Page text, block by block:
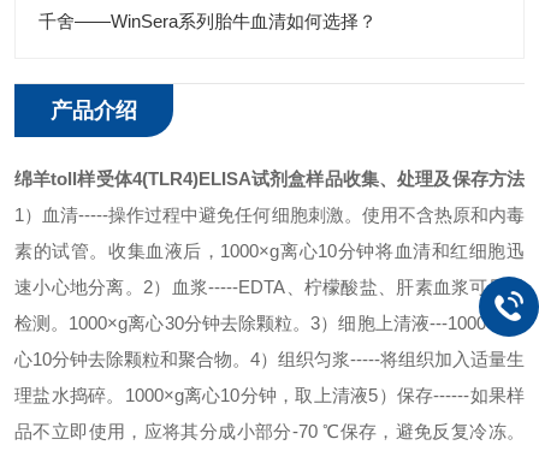
千舍——WinSera系列胎牛血清如何选择？
产品介绍
绵羊toll样受体4(TLR4)ELISA试剂盒样品收集、处理及保存方法
1）血清-----操作过程中避免任何细胞刺激。使用不含热原和内毒
素的试管。收集血液后，1000×g离心10分钟将血清和红细胞迅
速小心地分离。 2）血浆-----EDTA、柠檬酸盐、肝素血浆可用于
检测。1000×g离心30分钟去除颗粒。3）细胞上清液---1000×g离
心10分钟去除颗粒和聚合物。 4）组织匀浆-----将组织加入适量生
理盐水捣碎。1000×g离心10分钟，取上清液5）保存------如果样
品不立即使用，应将其分成小部分-70℃保存，避免反复冷冻。